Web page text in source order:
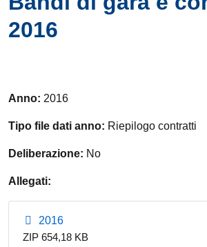
2016
Anno: 2016
Tipo file dati anno: Riepilogo contratti
Deliberazione: No
Allegati:
2016
ZIP 654,18 KB